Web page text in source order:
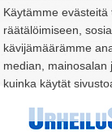
Käytämme
räätälöimiseen,
kävijämäärämme
median, mainosalan
kuinka käytät